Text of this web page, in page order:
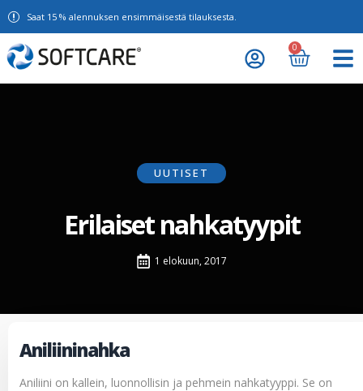
Saat 15 % alennuksen ensimmäisestä tilauksesta.
0
UUTISET
Erilaiset nahkatyypit
1 elokuun, 2017
Aniliininahka
Aniliini on kallein, luonnollisin ja pehmein nahkatyyppi. Se on